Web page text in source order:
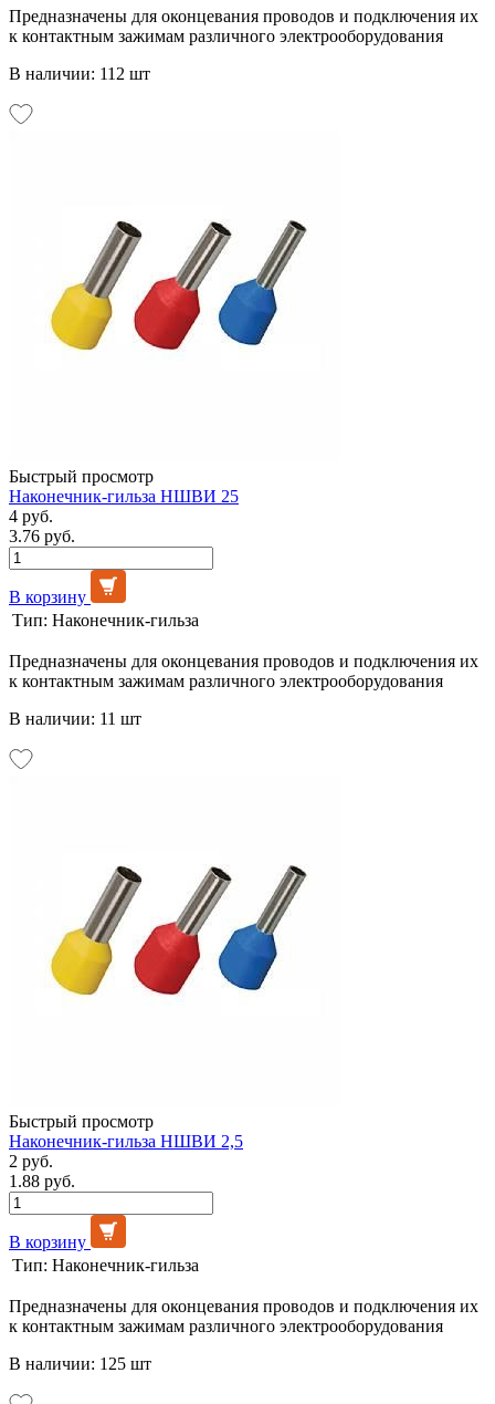
Предназначены для оконцевания проводов и подключения их
к контактным зажимам различного электрооборудования
В наличии: 112 шт
Быстрый просмотр
Наконечник-гильза НШВИ 25
4 руб.
3.76 руб.
В корзину
Тип: Наконечник-гильза
Предназначены для оконцевания проводов и подключения их
к контактным зажимам различного электрооборудования
В наличии: 11 шт
Быстрый просмотр
Наконечник-гильза НШВИ 2,5
2 руб.
1.88 руб.
В корзину
Тип: Наконечник-гильза
Предназначены для оконцевания проводов и подключения их
к контактным зажимам различного электрооборудования
В наличии: 125 шт